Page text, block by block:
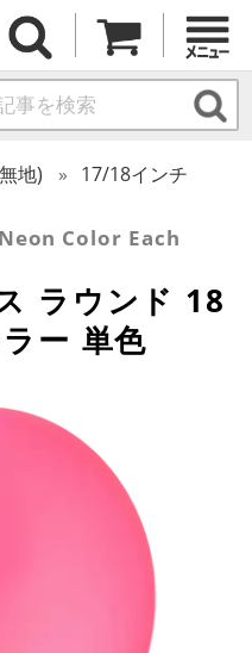
地)
17/18インチ
Color Each
ラウンド 18
ー 単色